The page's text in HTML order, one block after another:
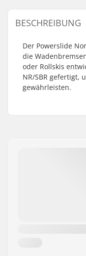
BESCHREIBUNG
Der Powerslide
die
oder Rollskis
NR/SBR gefertigt,
gewährleisten.